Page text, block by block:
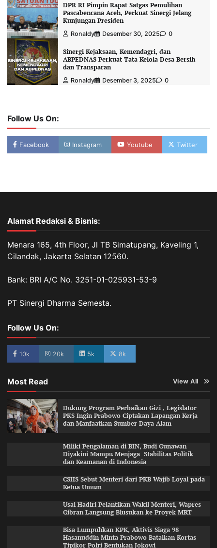
DPR RI Pimpin Rapat Satgas Pemulihan
Pascabencana Aceh, Perkuat Sinergi Jelang
Kunjungan Presiden
Ronaldy Desember 30, 2025 0
Sinergi Kejaksaan, Kemendagri, dan
ABPEDNAS Perkuat Tata Kelola Desa Bersih
dan Transparan
Ronaldy Desember 3, 2025 0
Follow Us On:
Facebook Instagram Youtube Twitter
Alamat Redaksi & Bisnis:
Menara 165, 4th Floor, Jl TB Simatupang, Kaveling 1,
Cilandak, Jakarta Selatan 12560.
Bank: BRI A/C No. 3251-01-025931-53-9
PT Sinergi Dharma Semesta.
Follow Us On:
10k 20k 5k 8k
Most Read View All
Dukung Program Perbaikan Gizi , Legislator
PKS Ingin Prabowo Ciptakan Lapangan Kerja
dan Manfaatkan Sumber Daya Alam
Miliki Pengalaman di BIN, Budi Gunawan
Diyakini Mampu Menjaga Stabilitas Politik
dan Keamanan di Indonesia
CSIIS Sebut Menteri dari PKB Wajib Loyal pada
Ketua Umum
Usai Hadiri Pelantikan Wakil Menteri, Wapres
Gibran Langsung Blusukan ke Proyek MRT
Bisa Lumpuhkan KPK, Aktivis Siaga 98
Hasanuddin Minta Prabowo Batalkan Kortas
Tipikor Polri Bentukan Jokowi